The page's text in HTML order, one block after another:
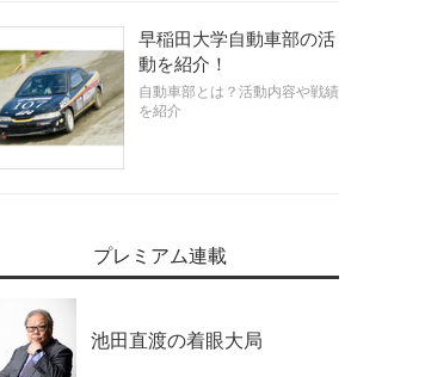
早稲田大学自動車部の活
動を紹介！
自動車部とは？活動内容や戦績
を紹介
プレミアム連載
池田直渡の着眼大局